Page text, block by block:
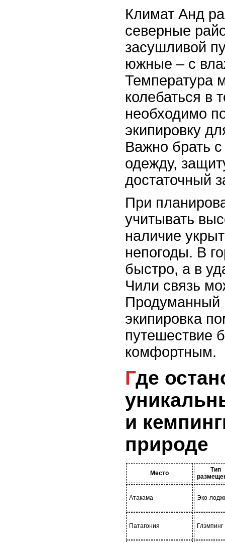
Климат Анд
северные
засушливой
южные – с
Температура
колебаться в
необходимо
экипировку
Важно брать
одежду,
достаточный
При
учитывать
наличие
непогоды. В
быстро, а в
Чили связь
Продуманный
экипировка
путешествие
комфортным.
Где остановиться:
и
природе
Место
Тип
Атакама Эко-
Патагония Глэмпинг